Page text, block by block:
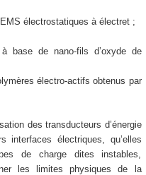
électrostatiques à électret ;
base de nano-fils d’oxyde de
électro-actifs obtenus par
des transducteurs d’énergie
interfaces électriques, qu’elles
de charge dites instables,
les limites physiques de la